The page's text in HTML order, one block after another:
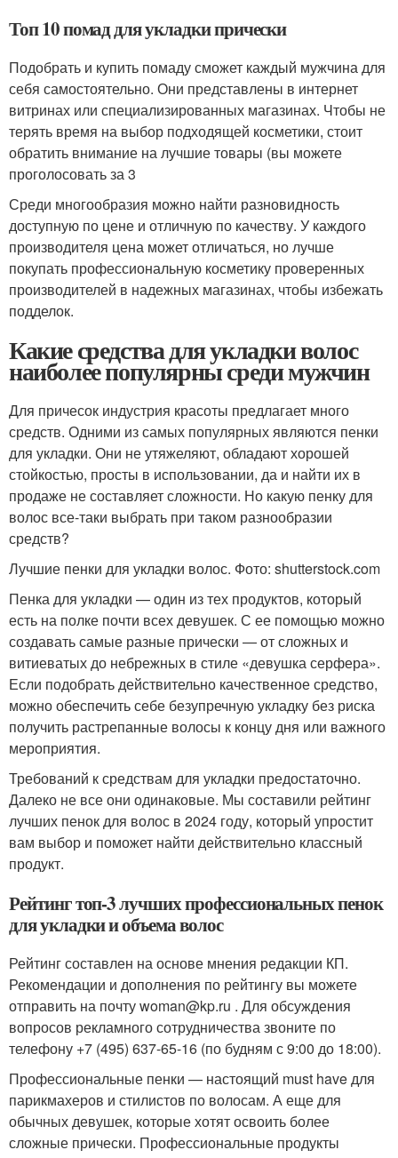
Топ 10 помад для укладки прически
Подобрать и купить помаду сможет каждый мужчина для
себя самостоятельно. Они представлены в интернет
витринах или специализированных магазинах. Чтобы не
терять время на выбор подходящей косметики, стоит
обратить внимание на лучшие товары (вы можете
проголосовать за 3
Среди многообразия можно найти разновидность
доступную по цене и отличную по качеству. У каждого
производителя цена может отличаться, но лучше
покупать профессиональную косметику проверенных
производителей в надежных магазинах, чтобы избежать
подделок.
Какие средства для укладки волос
наиболее популярны среди мужчин
Для причесок индустрия красоты предлагает много
средств. Одними из самых популярных являются пенки
для укладки. Они не утяжеляют, обладают хорошей
стойкостью, просты в использовании, да и найти их в
продаже не составляет сложности. Но какую пенку для
волос все-таки выбрать при таком разнообразии
средств?
Лучшие пенки для укладки волос. Фото: shutterstock.com
Пенка для укладки — один из тех продуктов, который
есть на полке почти всех девушек. С ее помощью можно
создавать самые разные прически — от сложных и
витиеватых до небрежных в стиле «девушка серфера».
Если подобрать действительно качественное средство,
можно обеспечить себе безупречную укладку без риска
получить растрепанные волосы к концу дня или важного
мероприятия.
Требований к средствам для укладки предостаточно.
Далеко не все они одинаковые. Мы составили рейтинг
лучших пенок для волос в 2024 году, который упростит
вам выбор и поможет найти действительно классный
продукт.
Рейтинг топ-3 лучших профессиональных пенок
для укладки и объема волос
Рейтинг составлен на основе мнения редакции КП.
Рекомендации и дополнения по рейтингу вы можете
отправить на почту woman@kp.ru . Для обсуждения
вопросов рекламного сотрудничества звоните по
телефону +7 (495) 637-65-16 (по будням с 9:00 до 18:00).
Профессиональные пенки — настоящий must have для
парикмахеров и стилистов по волосам. А еще для
обычных девушек, которые хотят освоить более
сложные прически. Профессиональные продукты